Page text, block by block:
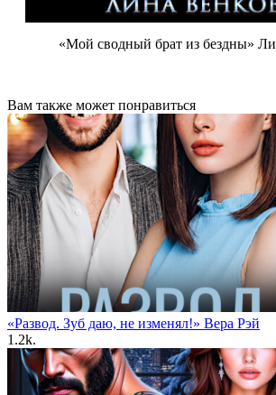
«Мой сводный брат из бездны»
Вам также может понравиться
«Развод. Зуб даю, не изменял!» Вера Рэй
1.2k.